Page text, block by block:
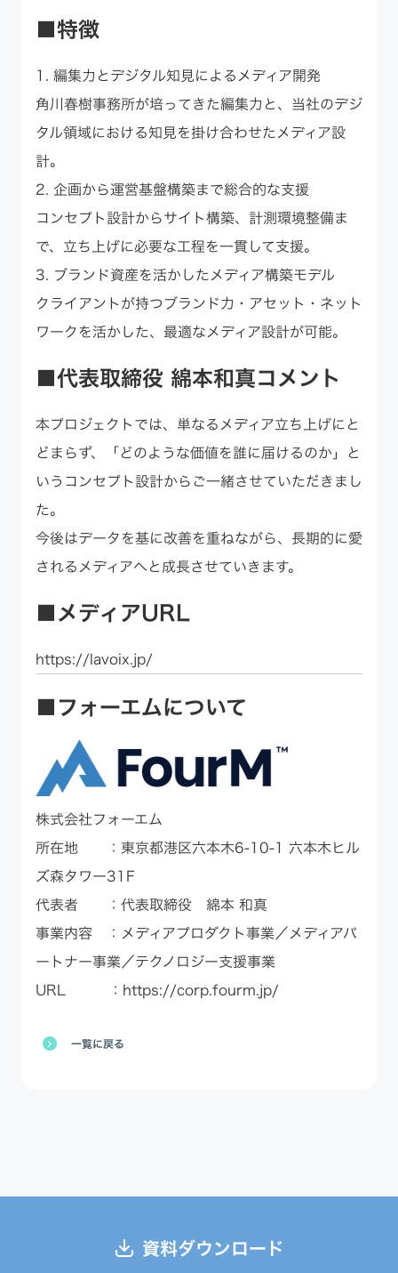
■特徴
1. 編集力とデジタル知見によるメディア開発
角川春樹事務所が培ってきた編集力と、当社のデジ
タル領域における知見を掛け合わせたメディア設
計。
2. 企画から運営基盤構築まで総合的な支援
コンセプト設計からサイト構築、計測環境整備ま
で、立ち上げに必要な工程を一貫して支援。
3. ブランド資産を活かしたメディア構築モデル
クライアントが持つブランド力・アセット・ネット
ワークを活かした、最適なメディア設計が可能。
■代表取締役 綿本和真コメント
本プロジェクトでは、単なるメディア立ち上げにと
どまらず、「どのような価値を誰に届けるのか」と
いうコンセプト設計からご一緒させていただきまし
た。
今後はデータを基に改善を重ねながら、長期的に愛
されるメディアへと成長させていきます。
■メディアURL
https://lavoix.jp/
■フォーエムについて
株式会社フォーエム
所在地 ：東京都港区六本木6-10-1 六本木ヒル
ズ森タワー31F
代表者 ：代表取締役 綿本 和真
事業内容 ：メディアプロダクト事業／メディアパ
ートナー事業／テクノロジー支援事業
URL ： https://corp.fourm.jp/
一覧に戻る
資料ダウンロード